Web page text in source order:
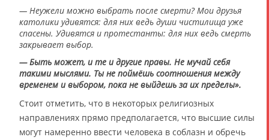
— Неужели можно выбрать после смерти? Мои друзья
католики удивятся: для них ведь души чистилища уже
спасены. Удивятся и протестанты: для них ведь смерть
закрывает выбор.
— Быть может, и те и другие правы. Не мучай себя
такими мыслями. Ты не поймёшь соотношения между
временем и выбором, пока не выйдешь за их пределы».
Стоит отметить, что в некоторых религиозных
направлениях прямо предполагается, что высшие силы
могут намеренно ввести человека в соблазн и обречь